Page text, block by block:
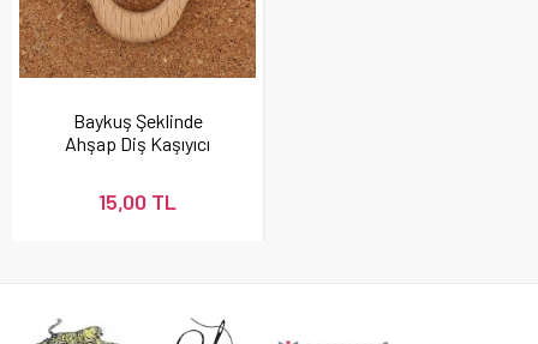
Baykuş Şeklinde
Ahşap Diş Kaşıyıcı
15,00 TL